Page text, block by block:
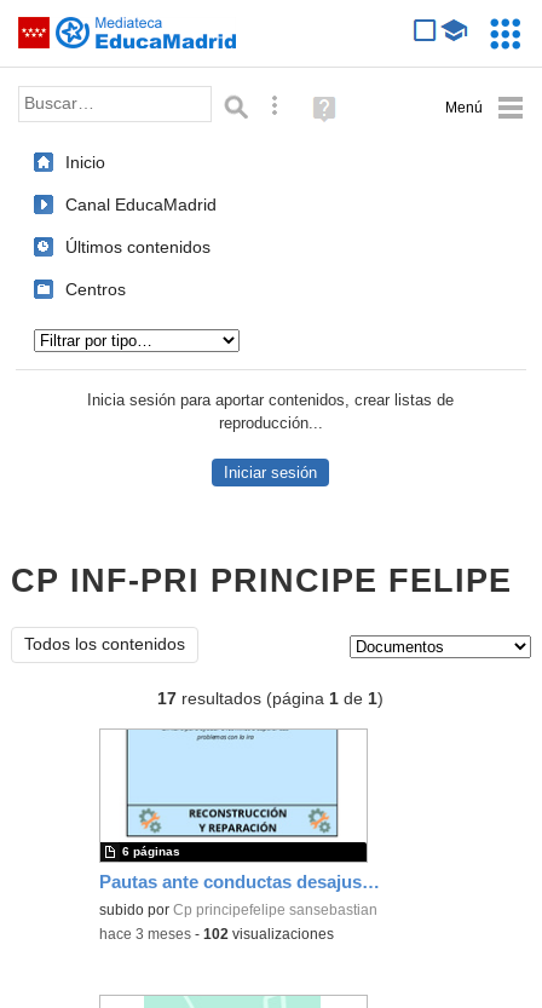
Saltar navegación
Palabra o frase: Búsqueda avanzada
Ayuda
(en
Inicio
Canal EducaMadrid
Últimos contenidos
Centros
Inicia sesión para aportar contenidos, crear listas de
reproducción...
Iniciar sesión
CP INF-PRI PRINCIPE FELIPE
Todos los contenidos
17 resultados (página1 de1)
Pautas ante conductas desajustadas
subido porCp principefelipe sansebastian
6 páginas
-hace 3 meses -102 visualizaciones